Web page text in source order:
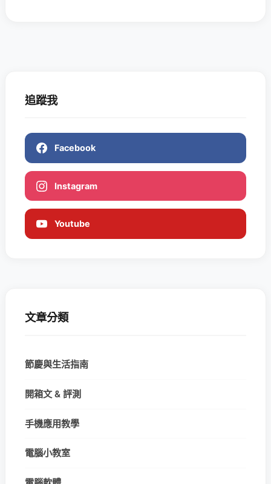
追蹤我
Facebook
Instagram
Youtube
文章分類
節慶與生活指南
開箱文 & 評測
手機應用教學
電腦小教室